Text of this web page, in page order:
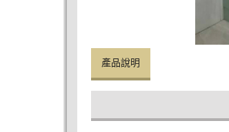
產品說明